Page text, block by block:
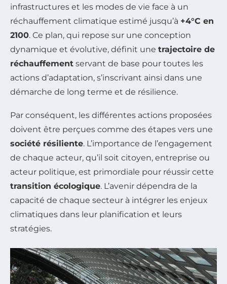
infrastructures et les modes de vie face à un
réchauffement climatique estimé jusqu’à +4°C en
2100. Ce plan, qui repose sur une conception
dynamique et évolutive, définit une trajectoire de
réchauffement servant de base pour toutes les
actions d’adaptation, s’inscrivant ainsi dans une
démarche de long terme et de résilience.
Par conséquent, les différentes actions proposées
doivent être perçues comme des étapes vers une
société résiliente. L’importance de l’engagement
de chaque acteur, qu’il soit citoyen, entreprise ou
acteur politique, est primordiale pour réussir cette
transition écologique. L’avenir dépendra de la
capacité de chaque secteur à intégrer les enjeux
climatiques dans leur planification et leurs
stratégies.